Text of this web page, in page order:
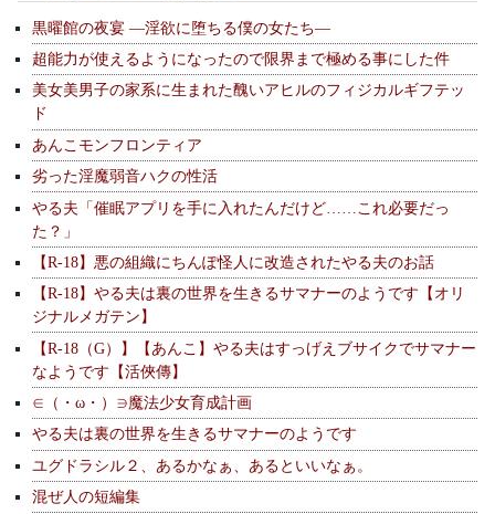
黒曜館の夜宴 —淫欲に堕ちる僕の女たち—
超能力が使えるようになったので限界まで極める事にした件
美女美男子の家系に生まれた醜いアヒルのフィジカルギフテッ
ド
あんこモンフロンティア
劣った淫魔弱音ハクの性活
やる夫「催眠アプリを手に入れたんだけど……これ必要だっ
た？」
【R-18】悪の組織にちんぽ怪人に改造されたやる夫のお話
【R-18】やる夫は裏の世界を生きるサマナーのようです【オリ
ジナルメガテン】
【R-18（G）】【あんこ】やる夫はすっげえブサイクでサマナー
なようです【活俠傳】
∈（・ω・）∋魔法少女育成計画
やる夫は裏の世界を生きるサマナーのようです
ユグドラシル２、あるかなぁ、あるといいなぁ。
混ぜ人の短編集